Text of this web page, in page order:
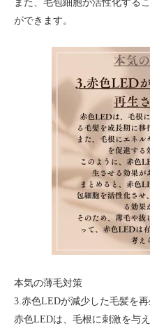
また、毛包細胞が活性化する
ができます。
本気の薄毛対策
3.赤色LEDが減少した毛髪を
赤色LEDは、毛根に刺激を与